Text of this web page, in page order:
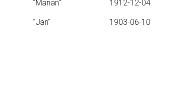
"Marian" 1912-12-04
"Jan" 1903-06-10